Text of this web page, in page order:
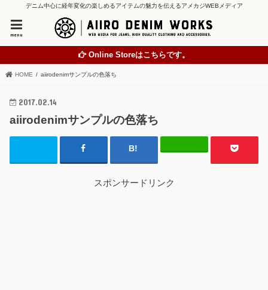
デニム中心に経年変化の楽しめるアイテムの魅力を伝えるアメカジWEBメディア
menu
Online Storeはこちらです。
HOME aiirodenimサンプルの色落ち
2017.02.14
aiirodenimサンプルの色落ち
スポンサードリンク